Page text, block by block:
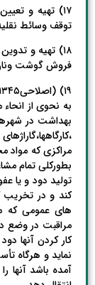
۱۷) تهیه و
توقف وسائط
۱۸) تهیه و
فروش گوشت
به نحوی از
بهداشت در
مراکزی که مواد
بطورکلی تمام
تولید دود و یا
کند و در
های عمومی که
مراقبت در وضع
کار کردن آنها
نماید و هرگاه
آمده باشد آنها